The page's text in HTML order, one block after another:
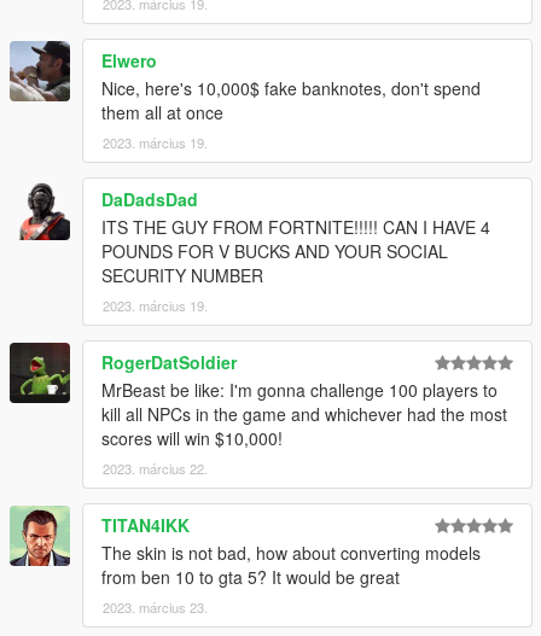
Elwero
Nice, here's 10,000$ fake banknotes, don't spend
them all at once
2023. március 19.
DaDadsDad
ITS THE GUY FROM FORTNITE!!!!! CAN I HAVE 4
POUNDS FOR V BUCKS AND YOUR SOCIAL
SECURITY NUMBER
2023. március 19.
RogerDatSoldier
MrBeast be like: I'm gonna challenge 100 players to
kill all NPCs in the game and whichever had the most
scores will win $10,000!
2023. március 22.
TITAN4IKK
The skin is not bad, how about converting models
from ben 10 to gta 5? It would be great
2023. március 23.